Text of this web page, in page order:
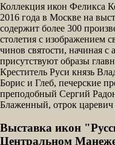
Коллекция икон Феликса
2016 года в Москве на
содержит более 300
столетия с изображением
чинов святости, начиная
присутствуют образы
Креститель Руси князь
Борис и Глеб, печерские
преподобный Сергий
Блаженный, отрок
Выставка икон
Центральном